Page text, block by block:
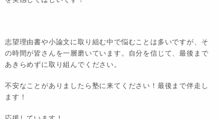
志望理由書や小論文に取り組む中で悩むことは多いですが、そ
の時間が皆さんを一層磨いています。自分を信じて、最後まで
あきらめずに取り組んでください。
不安なことがありましたら塾に来てください！最後まで伴走し
ます！